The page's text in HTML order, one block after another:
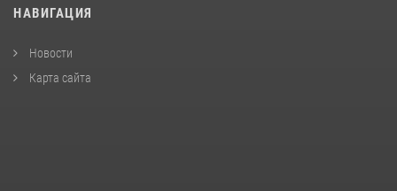
НАВИГАЦИЯ
Новости
Карта сайта